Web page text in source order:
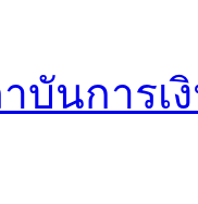
บันการเ